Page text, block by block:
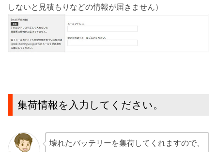
しないと見積もりなどの情報が届きません）
集荷情報を入力してください。
壊れたバッテリーを集荷してくれますので、